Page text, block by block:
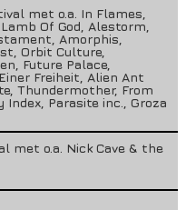
met o.a. In Flames,
Of God, Alestorm,
Amorphis,
Orbit Culture,
Future Palace,
Freiheit, Alien Ant
Thundermother, From
Index, Parasite inc., Groza
met o.a. Nick Cave & the